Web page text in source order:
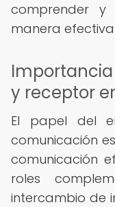
comprender y
manera efectiva.
y receptor
El papel del
comunicación
comunicación
roles
intercambio de